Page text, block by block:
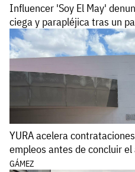
Influencer 'Soy El May'
ciega y parapléjica tras un
YURA acelera
empleos antes de concluir el
GÁMEZ